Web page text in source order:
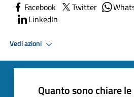
Facebook Twitter
LinkedIn
Vedi azioni
Quanto sono chiare